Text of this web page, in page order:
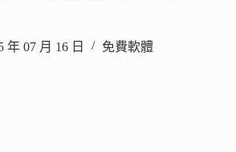
年 07 月 16 日 免費軟體